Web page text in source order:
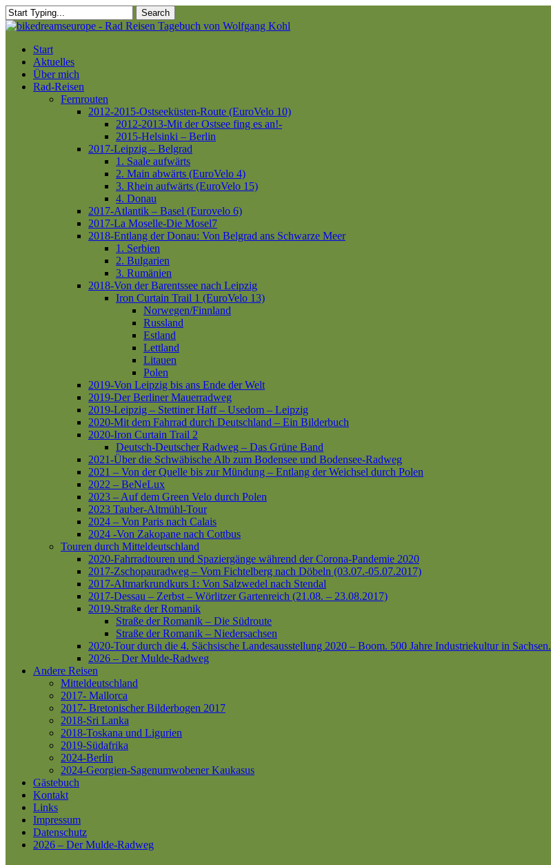
Skip
to
content
Search
Close
Menu
Start
Aktuelles
Über mich
Rad-Reisen
Fernrouten
2012-2015-Ostseeküsten-Route (EuroVelo 10)
2012-2013-Mit der Ostsee fing es an!-
2015-Helsinki – Berlin
2017-Leipzig – Belgrad
1. Saale aufwärts
2. Main abwärts (EuroVelo 4)
3. Rhein aufwärts (EuroVelo 15)
4. Donau
2017-Atlantik – Basel (Eurovelo 6)
2017-La Moselle-Die Mosel7
2018-Entlang der Donau: Von Belgrad ans Schwarze Meer
1. Serbien
2. Bulgarien
3. Rumänien
2018-Von der Barentssee nach Leipzig
Iron Curtain Trail 1 (EuroVelo 13)
Norwegen/Finnland
Russland
Estland
Lettland
Litauen
Polen
2019-Von Leipzig bis ans Ende der Welt
2019-Der Berliner Mauerradweg
2019-Leipzig – Stettiner Haff – Usedom – Leipzig
2020-Mit dem Fahrrad durch Deutschland – Ein Bilderbuch
2020-Iron Curtain Trail 2
Deutsch-Deutscher Radweg – Das Grüne Band
2021-Über die Schwäbische Alb zum Bodensee und Bodensee-Radweg
2021 – Von der Quelle bis zur Mündung – Entlang der Weichsel durch Polen
2022 – BeNeLux
2023 – Auf dem Green Velo durch Polen
2023 Tauber-Altmühl-Tour
2024 – Von Paris nach Calais
2024 -Von Zakopane nach Cottbus
Touren durch Mitteldeutschland
2020-Fahrradtouren und Spaziergänge während der Corona-Pandemie 2020
2017-Zschopauradweg – Vom Fichtelberg nach Döbeln (03.07.-05.07.2017)
2017-Altmarkrundkurs 1: Von Salzwedel nach Stendal
2017-Dessau – Zerbst – Wörlitzer Gartenreich (21.08. – 23.08.2017)
2019-Straße der Romanik
Straße der Romanik – Die Südroute
Straße der Romanik – Niedersachsen
2020-Tour durch die 4. Sächsische Landesausstellung 2020 – Boom. 500 Jahre Industriekultur in Sachsen.
2026 – Der Mulde-Radweg
Andere Reisen
Mitteldeutschland
2017- Mallorca
2017- Bretonischer Bilderbogen 2017
2018-Sri Lanka
2018-Toskana und Ligurien
2019-Südafrika
2024-Berlin
2024-Georgien-Sagenumwobener Kaukasus
Gästebuch
Kontakt
Links
Impressum
Datenschutz
2026 – Der Mulde-Radweg